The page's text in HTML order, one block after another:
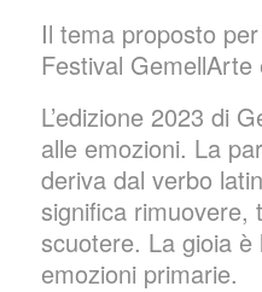
Il tema proposto
Festival GemellArte
L’edizione 2023 di
alle emozioni. La
deriva dal verbo
significa rimuovere,
scuotere. La gioia è
emozioni primarie.